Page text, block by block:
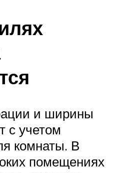
и ширины
с учетом
комнаты. В
помещениях